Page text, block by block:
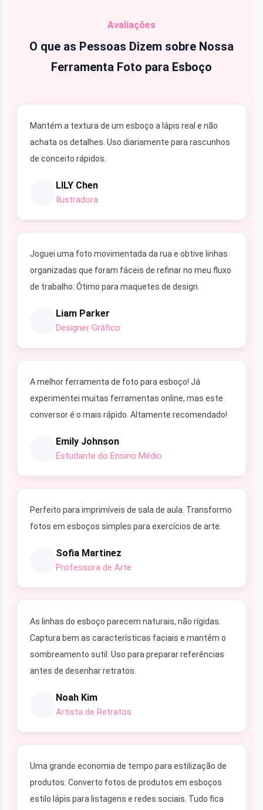
Avaliações
O que as Pessoas Dizem sobre Nossa
Ferramenta Foto para Esboço
Mantém a textura de um esboço a lápis real e não
achata os detalhes. Uso diariamente para rascunhos
de conceito rápidos.
LILY Chen
Ilustradora
Joguei uma foto movimentada da rua e obtive linhas
organizadas que foram fáceis de refinar no meu fluxo
de trabalho. Ótimo para maquetes de design.
Liam Parker
Designer Gráfico
A melhor ferramenta de foto para esboço! Já
experimentei muitas ferramentas online, mas este
conversor é o mais rápido. Altamente recomendado!
Emily Johnson
Estudante do Ensino Médio
Perfeito para imprimíveis de sala de aula. Transformo
fotos em esboços simples para exercícios de arte.
Sofia Martinez
Professora de Arte
As linhas do esboço parecem naturais, não rígidas.
Captura bem as características faciais e mantém o
sombreamento sutil. Uso para preparar referências
antes de desenhar retratos.
Noah Kim
Artista de Retratos
Uma grande economia de tempo para estilização de
produtos. Converto fotos de produtos em esboços
estilo lápis para listagens e redes sociais. Tudo fica